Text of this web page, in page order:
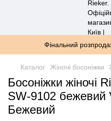
Фінальний
Каталог Жіночі босоніжки
Босоніжки жіночі
SW-9102 бежевий
Бежевий